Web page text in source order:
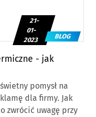
- jak
21-
01-
2023
BLOG
pomysł na
dla firmy. Jak
zwrócić uwagę przy